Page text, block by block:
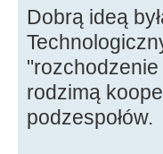
Dobrą ideą
rodzimą
podzespołów.